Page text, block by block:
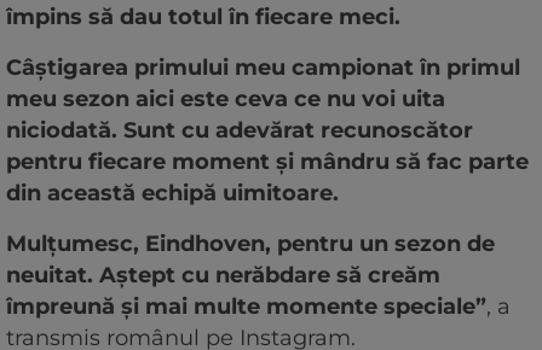
împins să dau totul în fiecare meci.
Câștigarea primului meu campionat în primul
meu sezon aici este ceva ce nu voi uita
niciodată. Sunt cu adevărat recunoscător
pentru fiecare moment și mândru să fac parte
din această echipă uimitoare.
Mulțumesc, Eindhoven, pentru un sezon de
neuitat. Aștept cu nerăbdare să creăm
împreună și mai multe momente speciale”, a
transmis românul pe Instagram.